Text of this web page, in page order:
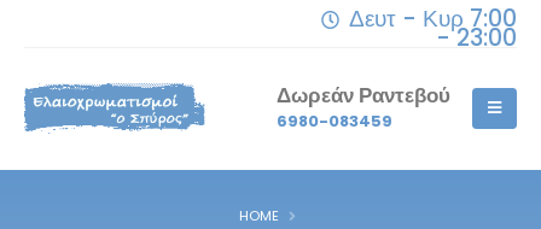
Δευτ - Κυρ 7:00
- 23:00
Δωρεάν Ραντεβού
6980-083459
HOME